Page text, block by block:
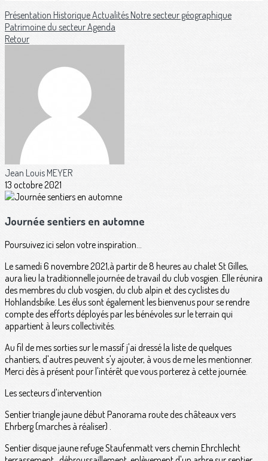
Présentation HistoriqueActualitésNotre secteur géographique
Patrimoine du secteurAgenda
Retour
Jean Louis MEYER
13 octobre 2021
Journée sentiers en automne
Poursuivez ici selon votre inspiration...
Le samedi 6 novembre 2021,à partir de 8 heures au chalet St Gilles,
aura lieu la traditionnelle journée de travail du club vosgien. Elle réunira
des membres du club vosgien, du club alpin et des cyclistes du
Hohlandsbike. Les élus sont également les bienvenus pour se rendre
compte des efforts déployés par les bénévoles sur le terrain qui
appartient à leurs collectivités.
Au fil de mes sorties sur le massif j'ai dressé la liste de quelques
chantiers, d'autres peuvent s'y ajouter, à vous de me les mentionner.
Merci dès à présent pour l'intérêt que vous porterez à cette journée.
Les secteurs d'intervention
Sentier triangle jaune début Panorama route des châteaux vers
Ehrberg (marches à réaliser) .
Sentier disque jaune refuge Staufenmatt vers chemin Ehrchlecht